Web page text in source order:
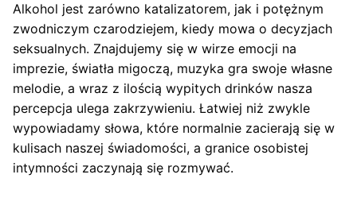
Alkohol jest zarówno katalizatorem, jak i potężnym
zwodniczym czarodziejem, kiedy mowa o decyzjach
seksualnych. Znajdujemy się w wirze emocji na
imprezie, światła migoczą, muzyka gra swoje własne
melodie, a wraz z ilością wypitych drinków nasza
percepcja ulega zakrzywieniu. Łatwiej niż zwykle
wypowiadamy słowa, które normalnie zacierają się w
kulisach naszej świadomości, a granice osobistej
intymności zaczynają się rozmywać.